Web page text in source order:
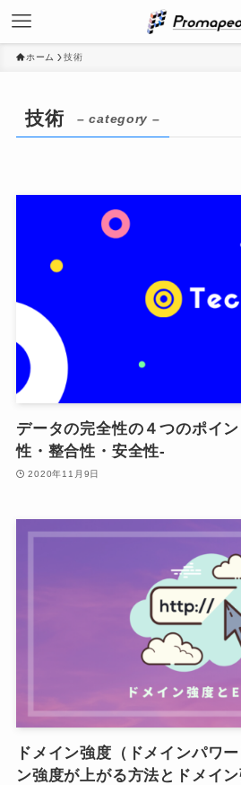
ホーム 技術
技術 – category –
データの完全性の４つのポイ
性・整合性・安全性-
2020年11月9日
ドメイン強度（ドメインパワ
ン強度が上がる方法とドメイ